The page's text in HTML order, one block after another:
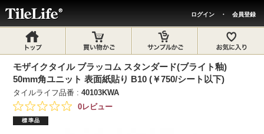
ログイン ・ 会員登録
モザイクタイル ブラッコム スタンダード(ブライト釉)
50mm角ユニット 表面紙貼り B10 (￥750/シート以下)
タイルライフ品番 :40103KWA
0レビュー
標準品